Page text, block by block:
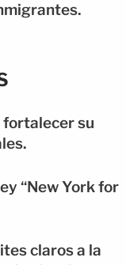
fortalecer su
“New York for
claros a la